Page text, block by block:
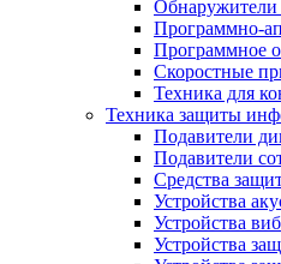
Обнаружители
Программно-
Программное
Скоростные
Техника для
Техника защиты
Подавители
Подавители
Средства
Устройства
Устройства
Устройства